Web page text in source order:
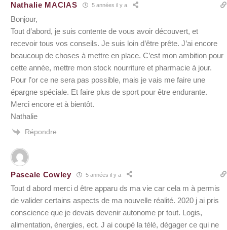
Nathalie MACIAS 5 années il y a
Bonjour,
Tout d’abord, je suis contente de vous avoir découvert, et
recevoir tous vos conseils. Je suis loin d’être prête. J’ai encore
beaucoup de choses à mettre en place. C’est mon ambition pour
cette année, mettre mon stock nourriture et pharmacie à jour.
Pour l’or ce ne sera pas possible, mais je vais me faire une
épargne spéciale. Et faire plus de sport pour être endurante.
Merci encore et à bientôt.
Nathalie
Répondre
Pascale Cowley 5 années il y a
Tout d abord merci d être apparu ds ma vie car cela m à permis
de valider certains aspects de ma nouvelle réalité. 2020 j ai pris
conscience que je devais devenir autonome pr tout. Logis,
alimentation, énergies, ect. J ai coupé la télé, dégager ce qui ne